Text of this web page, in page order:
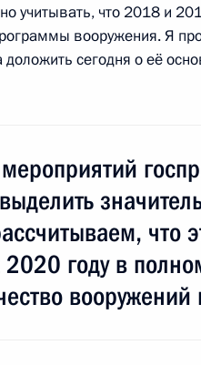
членами Совета
членами Совета
федерального закона
и КоАП
учитывать, что 2018 и
вооружения. Я
доложить сегодня о её
что
году в